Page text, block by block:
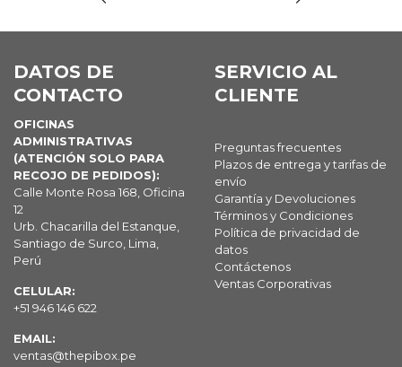
DATOS DE
CONTACTO
OFICINAS
ADMINISTRATIVAS
(ATENCIÓN SOLO PARA
RECOJO DE PEDIDOS):
Calle Monte Rosa 168, Oficina
12
Urb. Chacarilla del Estanque,
Santiago de Surco, Lima,
Perú
CELULAR:
+51 946 146 622
EMAIL:
ventas@thepibox.pe
SERVICIO AL
CLIENTE
Preguntas frecuentes
Plazos de entrega y tarifas de
envío
Garantía y Devoluciones
Términos y Condiciones
Política de privacidad de
datos
Contáctenos
Ventas Corporativas